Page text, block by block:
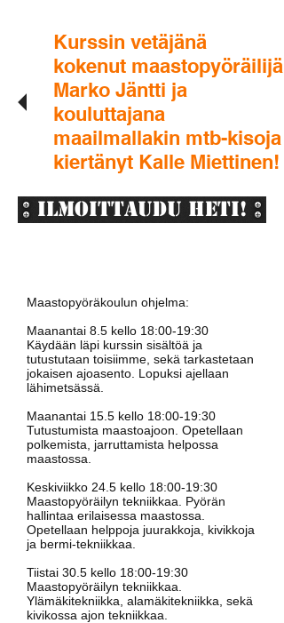
Kurssin vetäjänä
kokenut maastopyöräilijä
Marko Jäntti ja
kouluttajana
maailmallakin mtb-kisoja
kiertänyt Kalle Miettinen!
ILMOITTAUDU HETI!
Maastopyöräkoulun ohjelma:
Maanantai 8.5 kello 18:00-19:30
Käydään läpi kurssin sisältöä ja
tutustutaan toisiimme, sekä tarkastetaan
jokaisen ajoasento. Lopuksi ajellaan
lähimetsässä.
Maanantai 15.5 kello 18:00-19:30
Tutustumista maastoajoon. Opetellaan
polkemista, jarruttamista helpossa
maastossa.
Keskiviikko 24.5 kello 18:00-19:30
Maastopyöräilyn tekniikkaa. Pyörän
hallintaa erilaisessa maastossa.
Opetellaan helppoja juurakkoja, kivikkoja
ja bermi-tekniikkaa.
Tiistai 30.5 kello 18:00-19:30
Maastopyöräilyn tekniikkaa.
Ylämäkitekniikka, alamäkitekniikka, sekä
kivikossa ajon tekniikkaa.